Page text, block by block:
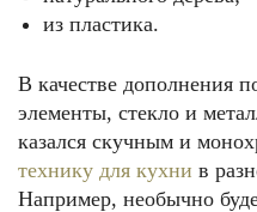
из пластика.
В качестве дополнения
элементы, стекло и
казался скучным и
технику для кухни в
Например, необычно